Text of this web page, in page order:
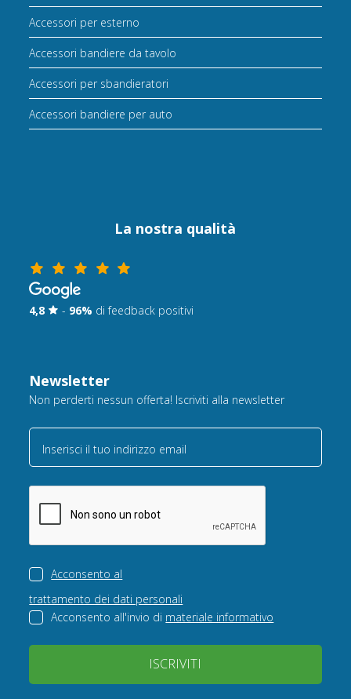
Accessori per esterno
Accessori bandiere da tavolo
Accessori per sbandieratori
Accessori bandiere per auto
La nostra qualità
4,8 - 96% di feedback positivi
Newsletter
Non perderti nessun offerta! Iscriviti alla newsletter
Inserisci il tuo indirizzo email
Acconsento al
trattamento dei dati personali
Acconsento all'invio di materiale informativo
ISCRIVITI